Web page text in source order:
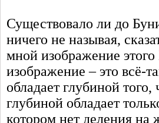
Существовало ли до
ничего не называя,
мной изображение
изображение – это всё-
обладает глубиной
глубиной обладает
котором нет деления